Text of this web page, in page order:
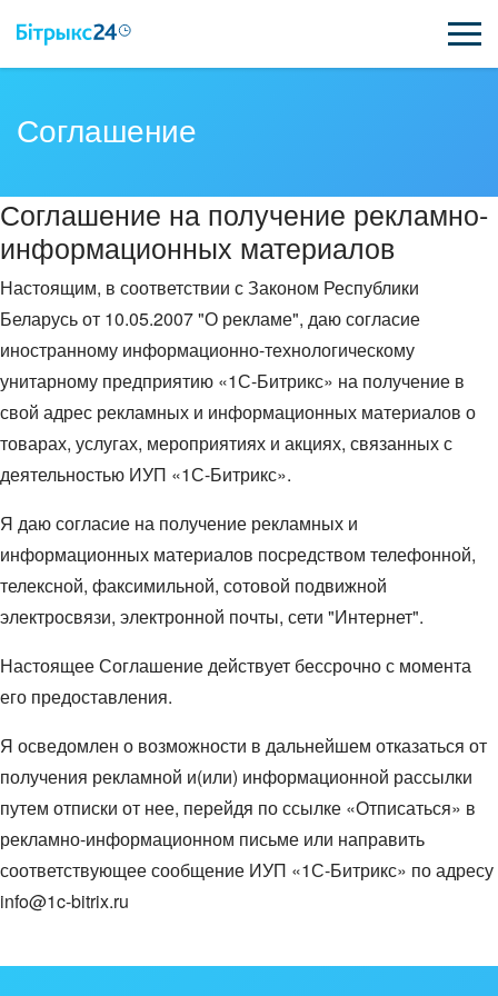
ИНТЕГРАЦИИ
ВНЕДРЕНИЕ
ПОЛЕЗНОЕ
ПОДДЕРЖКА
ПОЛУЧИТЬ БЕСПЛАТНО
ВХОД
Соглашение
Соглашение на получение рекламно-
информационных материалов
Настоящим, в соответствии с Законом Республики
Беларусь от 10.05.2007 "О рекламе", даю согласие
иностранному информационно-технологическому
унитарному предприятию «1С-Битрикс» на получение в
свой адрес рекламных и информационных материалов о
товарах, услугах, мероприятиях и акциях, связанных с
деятельностью ИУП «1С-Битрикс».
Я даю согласие на получение рекламных и
информационных материалов посредством телефонной,
телексной, факсимильной, сотовой подвижной
электросвязи, электронной почты, сети "Интернет".
Настоящее Соглашение действует бессрочно с момента
его предоставления.
Я осведомлен о возможности в дальнейшем отказаться от
получения рекламной и(или) информационной рассылки
путем отписки от нее, перейдя по ссылке «Отписаться» в
рекламно-информационном письме или направить
соответствующее сообщение ИУП «1С-Битрикс» по адресу
info@1c-bitrix.ru